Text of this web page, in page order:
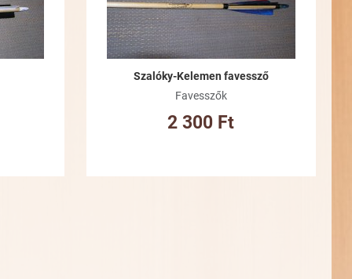
Szalóky-Kelemen favessző
Favesszők
2 300 Ft